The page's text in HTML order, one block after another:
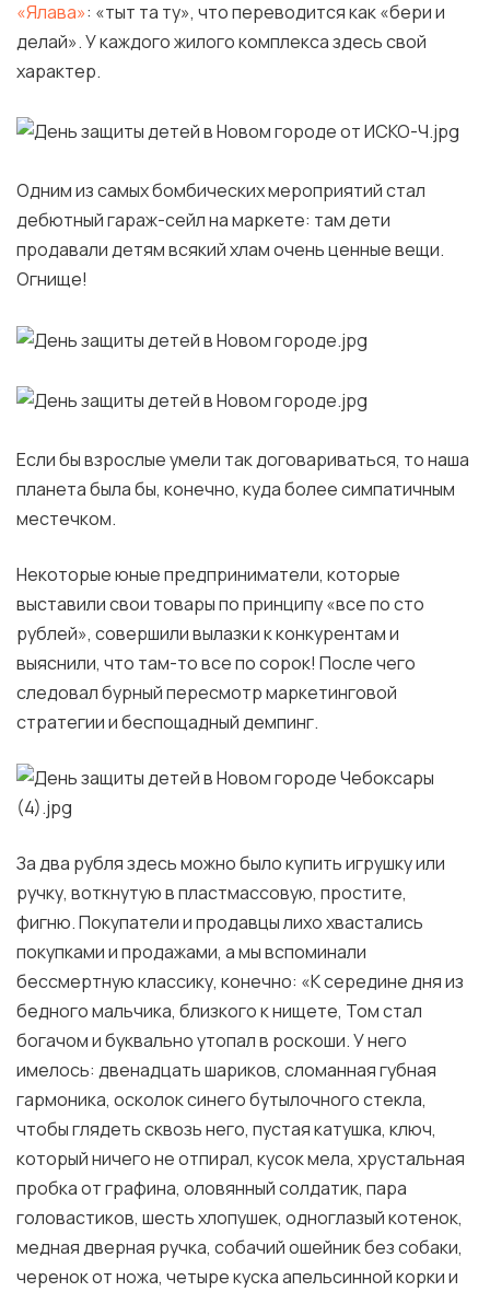
«Ялава»: «тыт та ту», что переводится как «бери и
делай». У каждого жилого комплекса здесь свой
характер.
Одним из самых бомбических мероприятий стал
дебютный гараж-сейл на маркете: там дети
продавали детям всякий хлам очень ценные вещи.
Огнище!
Если бы взрослые умели так договариваться, то наша
планета была бы, конечно, куда более симпатичным
местечком.
Некоторые юные предприниматели, которые
выставили свои товары по принципу «все по сто
рублей», совершили вылазки к конкурентам и
выяснили, что там-то все по сорок! После чего
следовал бурный пересмотр маркетинговой
стратегии и беспощадный демпинг.
За два рубля здесь можно было купить игрушку или
ручку, воткнутую в пластмассовую, простите,
фигню. Покупатели и продавцы лихо хвастались
покупками и продажами, а мы вспоминали
бессмертную классику, конечно: «К середине дня из
бедного мальчика, близкого к нищете, Том стал
богачом и буквально утопал в роскоши. У него
имелось: двенадцать шариков, сломанная губная
гармоника, осколок синего бутылочного стекла,
чтобы глядеть сквозь него, пустая катушка, ключ,
который ничего не отпирал, кусок мела, хрустальная
пробка от графина, оловянный солдатик, пара
головастиков, шесть хлопушек, одноглазый котенок,
медная дверная ручка, собачий ошейник без собаки,
черенок от ножа, четыре куска апельсинной корки и